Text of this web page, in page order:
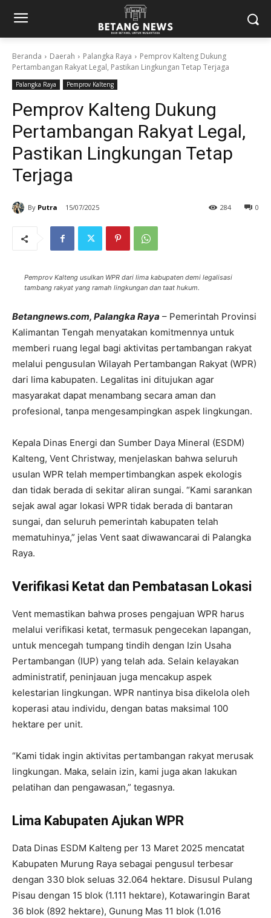
Beranda Daerah Palangka Raya
Pemprov Kalteng Dukung
Pertambangan Rakyat Legal, Pastikan Lingkungan Tetap Terjaga
Palangka Raya Pemprov Kalteng
Pemprov Kalteng Dukung
Pertambangan Rakyat Legal,
Pastikan Lingkungan Tetap
Terjaga
By Putra 15/07/2025 0
284
Pemprov Kalteng usulkan WPR dari lima kabupaten demi legalisasi
tambang rakyat yang ramah lingkungan dan taat hukum.
Betangnews.com, Palangka Raya – Pemerintah Provinsi
Kalimantan Tengah menyatakan komitmennya untuk
memberi ruang legal bagi aktivitas pertambangan rakyat
melalui pengusulan Wilayah Pertambangan Rakyat (WPR)
dari lima kabupaten. Legalitas ini ditujukan agar
masyarakat dapat menambang secara aman dan
profesional, tanpa mengesampingkan aspek lingkungan.
Kepala Dinas Energi dan Sumber Daya Mineral (ESDM)
Kalteng, Vent Christway, menjelaskan bahwa seluruh
usulan WPR telah mempertimbangkan aspek ekologis
dan tidak berada di sekitar aliran sungai. “Kami sarankan
sejak awal agar lokasi WPR tidak berada di bantaran
sungai, dan seluruh pemerintah kabupaten telah
mematuhinya,” jelas Vent saat diwawancarai di Palangka
Raya.
Verifikasi Ketat dan Pembatasan Lokasi
Vent memastikan bahwa proses pengajuan WPR harus
melalui verifikasi ketat, termasuk pengecekan lapangan,
untuk mencegah tumpang tindih dengan Izin Usaha
Pertambangan (IUP) yang telah ada. Selain kelayakan
administratif, peninjauan juga mencakup aspek
kelestarian lingkungan. WPR nantinya bisa dikelola oleh
koperasi atau individu, dengan batas maksimal 100
hektare per unit.
“Kami tidak ingin aktivitas pertambangan rakyat merusak
lingkungan. Maka, selain izin, kami juga akan lakukan
pelatihan dan pengawasan,” tegasnya.
Lima Kabupaten Ajukan WPR
Data Dinas ESDM Kalteng per 13 Maret 2025 mencatat
Kabupaten Murung Raya sebagai pengusul terbesar
dengan 330 blok seluas 32.064 hektare. Disusul Pulang
Pisau dengan 15 blok (1.111 hektare), Kotawaringin Barat
36 blok (892 hektare), Gunung Mas 11 blok (1.016